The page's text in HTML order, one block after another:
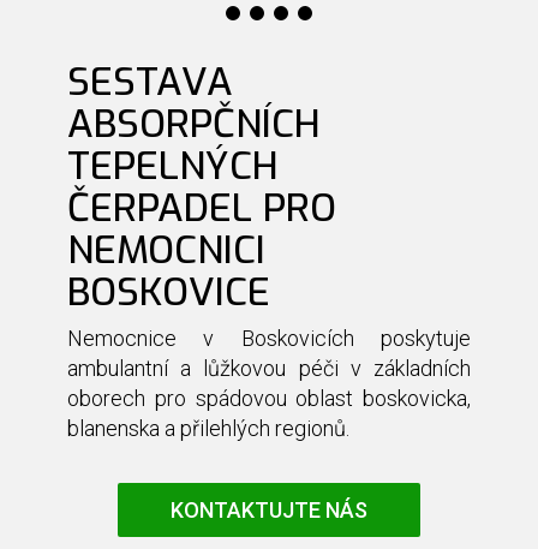
SESTAVA
ABSORPČNÍCH
TEPELNÝCH
ČERPADEL PRO
NEMOCNICI
BOSKOVICE
Nemocnice v Boskovicích poskytuje
ambulantní a lůžkovou péči v základních
oborech pro spádovou oblast boskovicka,
blanenska a přilehlých regionů.
KONTAKTUJTE NÁS